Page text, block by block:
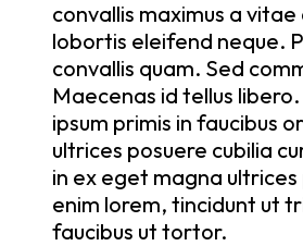
convallis maximus a
lobortis eleifend neque.
convallis quam. Sed
Maecenas id tellus
ipsum primis in faucibus
ultrices posuere cubilia
in ex eget magna ultrices
enim lorem, tincidunt ut
faucibus ut tortor.